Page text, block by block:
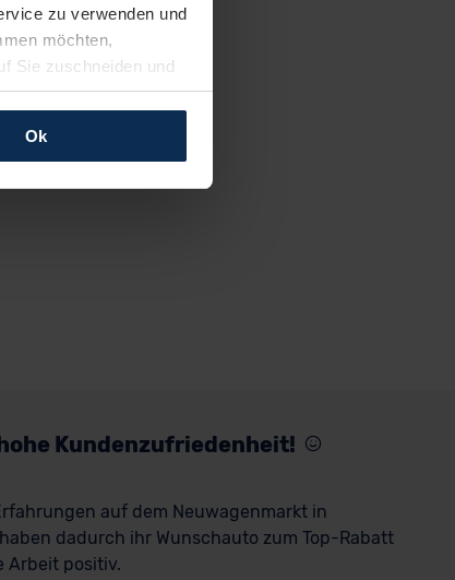
zu verwenden und
möchten,
Sie zuschneiden und
jederzeit anpassen
Ok
Kundenzufriedenheit!
auf dem Neuwagenmarkt in
dadurch ihr Wunschauto zum Top-Rabatt
Arbeit positiv.